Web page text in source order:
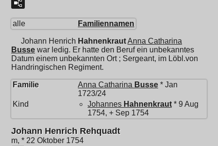
alle Familiennamen
Johann Henrich HahnenkrautAnna Catharina
Busse war ledig. Er hatte den Beruf ein unbekanntes
Datum einem unbekannten Ort ; Sergeant, im Löbl.von
Handringischen Regiment.
Familie Anna Catharina Busse * Jan
1723/24
Kind
Johannes Hahnenkraut * 9 Aug
1754, + Sep 1754
Johann Henrich Rehquadt
m, * 22 Oktober 1754